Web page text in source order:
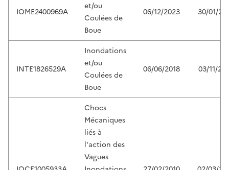
IOME2400969A
et/ou
Coulées de
Boue
06/12/2023 30/01/
INTE1826529A
Inondations
et/ou
Coulées de
Boue
06/06/2018 03/11/
Chocs
Mécaniques
liés à
l'action des
Vagues